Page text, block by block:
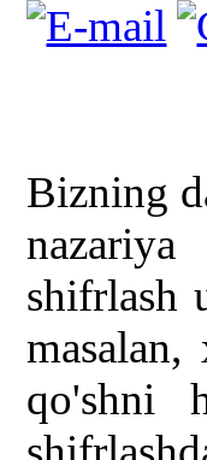
Bizning
shifrlash
qo'shni